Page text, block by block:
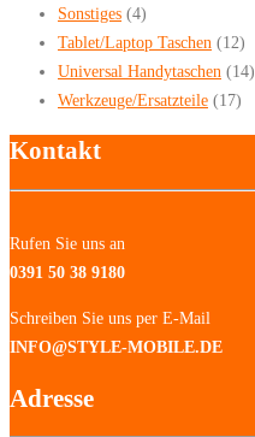
Sonstiges (4)
Tablet/Laptop Taschen (12)
Universal Handytaschen (14)
Werkzeuge/Ersatzteile (17)
Kontakt
Rufen Sie uns an
0391 50 38 9180
Schreiben Sie uns per E-Mail
INFO@STYLE-MOBILE.DE
Adresse